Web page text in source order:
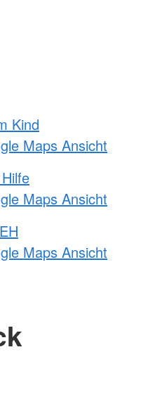
Kind
Maps Ansicht
Maps Ansicht
Maps Ansicht